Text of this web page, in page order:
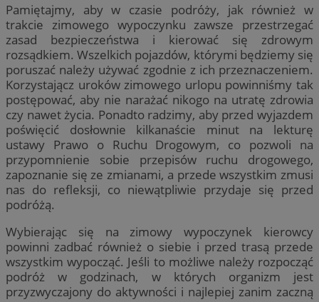
Pamiętajmy, aby w czasie podróży, jak również w
trakcie zimowego wypoczynku zawsze przestrzegać
zasad bezpieczeństwa i kierować się zdrowym
rozsądkiem. Wszelkich pojazdów, którymi będziemy się
poruszać należy używać zgodnie z ich przeznaczeniem.
Korzystającz uroków zimowego urlopu powinniśmy tak
postępować, aby nie narażać nikogo na utratę zdrowia
czy nawet życia. Ponadto radzimy, aby przed wyjazdem
poświęcić dosłownie kilkanaście minut na lekturę
ustawy Prawo o Ruchu Drogowym, co pozwoli na
przypomnienie sobie przepisów ruchu drogowego,
zapoznanie się ze zmianami, a przede wszystkim zmusi
nas do refleksji, co niewątpliwie przydaje się przed
podróżą.
Wybierając się na zimowy wypoczynek kierowcy
powinni zadbać również o siebie i przed trasą przede
wszystkim wypocząć. Jeśli to możliwe należy rozpocząć
podróż w godzinach, w których organizm jest
przyzwyczajony do aktywności i najlepiej zanim zaczną